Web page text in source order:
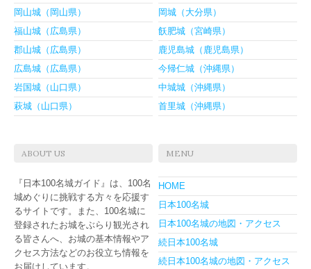
岡山城（岡山県）
福山城（広島県）
郡山城（広島県）
広島城（広島県）
岩国城（山口県）
萩城（山口県）
岡城（大分県）
飫肥城（宮崎県）
鹿児島城（鹿児島県）
今帰仁城（沖縄県）
中城城（沖縄県）
首里城（沖縄県）
ABOUT US
『日本100名城ガイド』は、100名
城めぐりに挑戦する方々を応援す
るサイトです。また、100名城に
登録されたお城をぶらり観光され
る皆さんへ、お城の基本情報やア
クセス方法などのお役立ち情報を
お届けしています。
MENU
HOME
日本100名城
日本100名城の地図・アクセス
続日本100名城
続日本100名城の地図・アクセス